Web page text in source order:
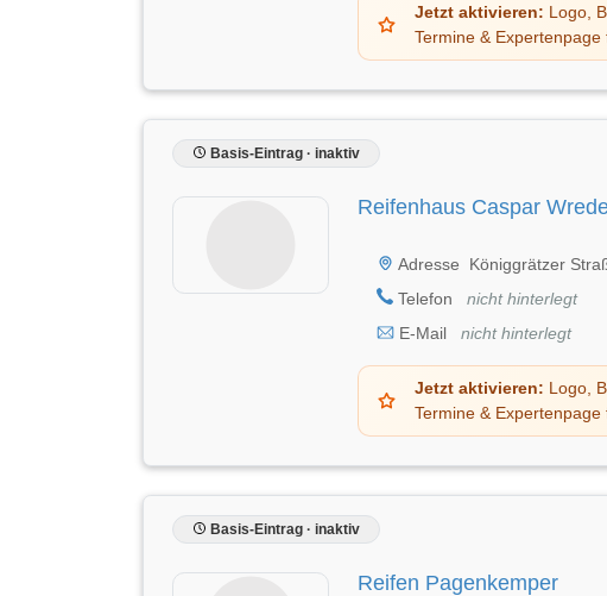
Jetzt aktivieren: Logo,
Termine & Expertenpage
Basis-Eintrag · inaktiv
Reifenhaus Caspar
Adresse
Königgrätzer
Telefon
nicht hinterlegt
E-Mail
nicht hinterlegt
Jetzt aktivieren: Logo,
Termine & Expertenpage
Basis-Eintrag · inaktiv
Reifen Pagenkemper